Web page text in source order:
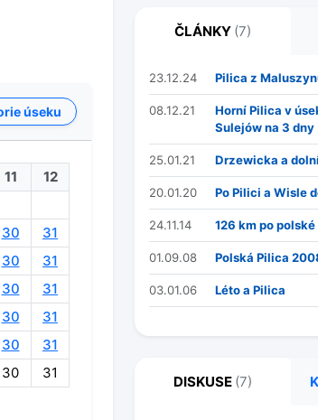
úseku
11
12
30
31
30
31
30
31
30
31
30
31
30 31
ČLÁNKY (7)
23.12.24 Pilica z
08.12.21
Horní Pilica v
Sulejów na 3 dny
25.01.21 Drzewicka a
20.01.20 Po Pilici a Wisle
24.11.14 126 km po
01.09.08 Polská Pilica
03.01.06 Léto a Pilica
DISKUSE (7)